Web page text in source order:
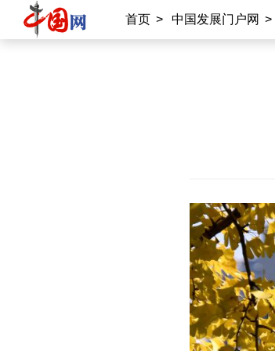
首页 > 中国发展门户网 >